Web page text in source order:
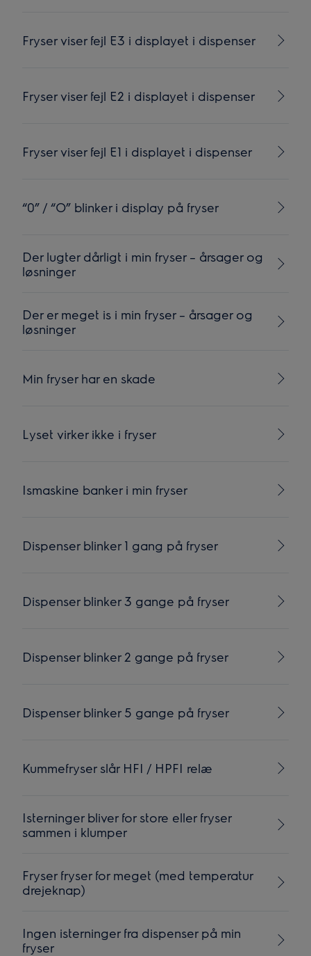
Fryser viser fejl E3 i displayet i dispenser
Fryser viser fejl E2 i displayet i dispenser
Fryser viser fejl E1 i displayet i dispenser
“0” / “O” blinker i display på fryser
Der lugter dårligt i min fryser – årsager og
løsninger
Der er meget is i min fryser – årsager og
løsninger
Min fryser har en skade
Lyset virker ikke i fryser
Ismaskine banker i min fryser
Dispenser blinker 1 gang på fryser
Dispenser blinker 3 gange på fryser
Dispenser blinker 2 gange på fryser
Dispenser blinker 5 gange på fryser
Kummefryser slår HFI / HPFI relæ
Isterninger bliver for store eller fryser
sammen i klumper
Fryser fryser for meget (med temperatur
drejeknap)
Ingen isterninger fra dispenser på min
fryser